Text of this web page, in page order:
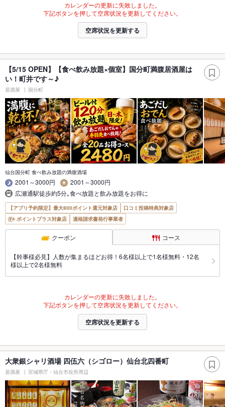
カレンダーの更新に失敗しました。
下記ボタンを押して空席状況を更新してください。
空席状況を更新する
【5/15 OPEN】【食べ飲み放題×個室】国分町満腹居酒屋は
い！町井です～♪
居酒屋 国分町
仙台国分町 食べ飲み放題の満腹酒場
2001～3000円
2001～3000円
広瀬通駅徒歩約5分｡食べ放題と飲み放題をお得に
【アプリ予約限定】最大800ポイント還元対象店
口コミ投稿特典対象店
ポイントプラス対象店
適格請求書発行事業者
クーポン コース
【幹事様必見】人数が集まるほどお得！6名様以上で1名様無料・12名
様以上で2名様無料
カレンダーの更新に失敗しました。
下記ボタンを押して空席状況を更新してください。
空席状況を更新する
大衆銀シャリ酒場 四伍六（シゴロー）仙台北四番町
居酒屋 宮城県庁・仙台市役所周辺